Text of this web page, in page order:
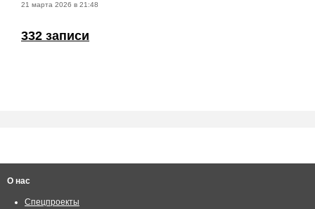
21 марта 2026 в 21:48
332 записи
О нас
Спецпроекты